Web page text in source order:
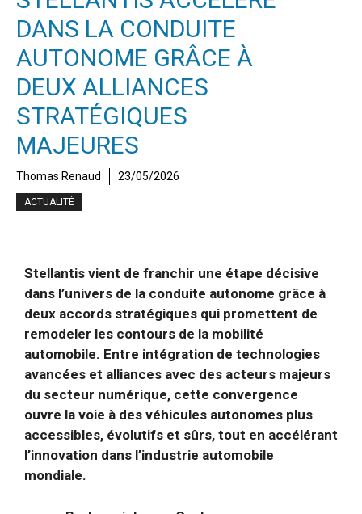
DANS LA CONDUITE
AUTONOME GRÂCE À
DEUX ALLIANCES
STRATÉGIQUES
MAJEURES
Thomas Renaud 23/05/2026
ACTUALITÉ
Stellantis vient de franchir une étape décisive
dans l’univers de la conduite autonome grâce à
deux accords stratégiques qui promettent de
remodeler les contours de la mobilité
automobile. Entre intégration de technologies
avancées et alliances avec des acteurs majeurs
du secteur numérique, cette convergence
ouvre la voie à des véhicules autonomes plus
accessibles, évolutifs et sûrs, tout en accélérant
l’innovation dans l’industrie automobile
mondiale.